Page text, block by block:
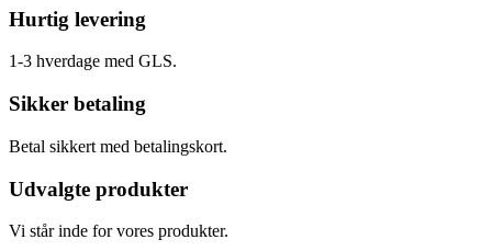
Hurtig levering
1-3 hverdage med GLS.
Sikker betaling
Betal sikkert med betalingskort.
Udvalgte produkter
Vi står inde for vores produkter.